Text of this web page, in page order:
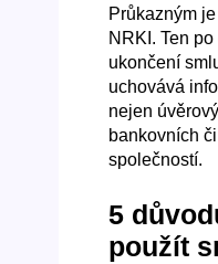
Průkazným
NRKI. Ten
ukončení
uchovává
nejen
bankovních
společností.
5
použít